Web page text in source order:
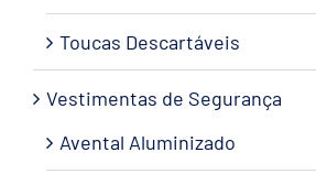
Toucas Descartáveis
Vestimentas de Segurança
Avental Aluminizado